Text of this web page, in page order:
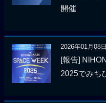
開催
2026年01月08日
[報告]
2025でみち